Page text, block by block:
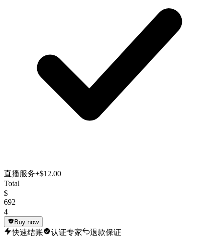
直播服务+$12.00
Total
$
692
4
Buy now
快速结账 认证专家 退款保证